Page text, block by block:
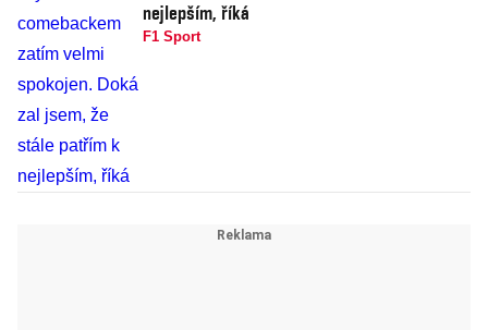
nejlepším, říká
F1 Sport